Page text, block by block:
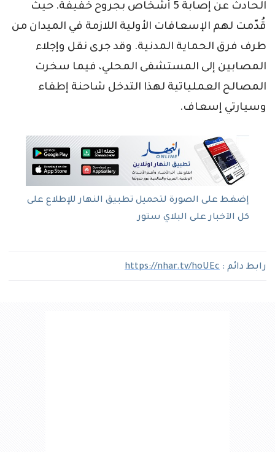
الحادث عن إصابة 5 أشخاص بجروح خفيفة. حيث
قُدّمت لهم الإسعافات الأولية اللازمة في الميدان من
طرف فرق الحماية المدنية. وقد جرى نقل وإجلاء
المصابين إلى المستشفى المحلي، فيما سخرت
المصالح العملياتية لهذا التدخل شاحنة إطفاء
وسيارتي إسعاف.
إضغط على الصورة لتحميل تطبيق النهار للإطلاع على
كل الآخبار على البلاي ستور
رابط دائم : https://nhar.tv/hoUEc